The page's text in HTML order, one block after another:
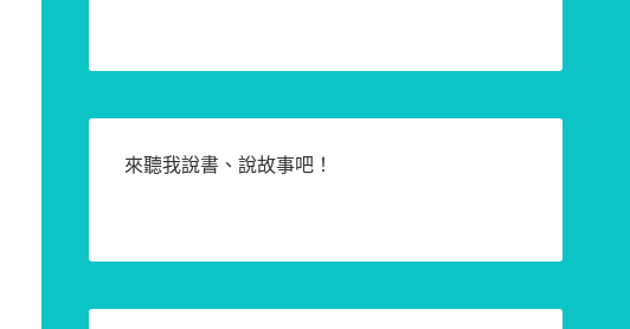
來聽我說書、說故事吧！